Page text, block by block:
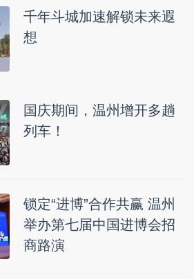
千年斗城加速解锁未来遐
想
国庆期间，温州增开多趟
列车！
锁定“进博”合作共赢 温州
举办第七届中国进博会招
商路演